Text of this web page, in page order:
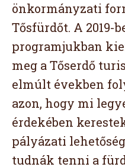
önkormányzati
Tősfürdőt. A 2019-
programjukban
meg a Tőserdő
elmúlt években
azon, hogy mi
érdekében
pályázati
tudnák tenni a